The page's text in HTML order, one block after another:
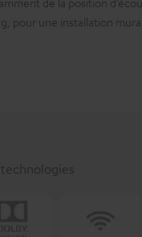
pour une installation